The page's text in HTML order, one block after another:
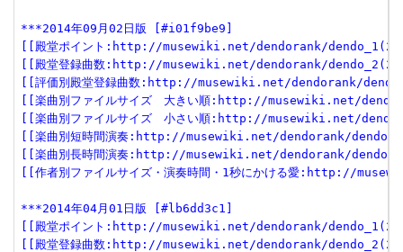
***2014年09月02日版 [#i01f9be9]
[[殿堂ポイント:http://musewiki.net/dendorank/
[[殿堂登録曲数:http://musewiki.net/dendorank/
[[評価別殿堂登録曲数:http://musewiki.net/dendorank/
[[楽曲別ファイルサイズ　大きい順:http://musewiki.net/
[[楽曲別ファイルサイズ　小さい順:http://musewiki.net/
[[楽曲別短時間演奏:http://musewiki.net/dendorank/
[[楽曲別長時間演奏:http://musewiki.net/dendorank/
[[作者別ファイルサイズ・演奏時間・1秒にかける愛:http://
***2014年04月01日版 [#lb6dd3c1]
[[殿堂ポイント:http://musewiki.net/dendorank/
[[殿堂登録曲数:http://musewiki.net/dendorank/